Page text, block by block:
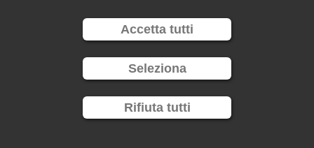
Accetta tutti
Seleziona
Rifiuta tutti